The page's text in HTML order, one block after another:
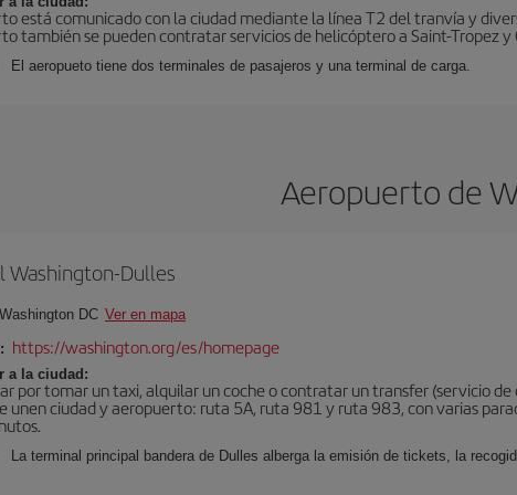
está comunicado con la ciudad mediante la línea T2 del tranvía y
también se pueden contratar servicios de helicóptero a Saint-Tropez y
El aeropueto tiene dos terminales de pasajeros y una terminal de carga.
Aeropuerto de
Washington-Dulles
Washington DC Ver en mapa
https://washington.org/es/homepage
a la ciudad:
por tomar un taxi, alquilar un coche o contratar un transfer (servicio
unen ciudad y aeropuerto: ruta 5A, ruta 981 y ruta 983, con varias
La terminal principal bandera de Dulles alberga la emisión de tickets, la